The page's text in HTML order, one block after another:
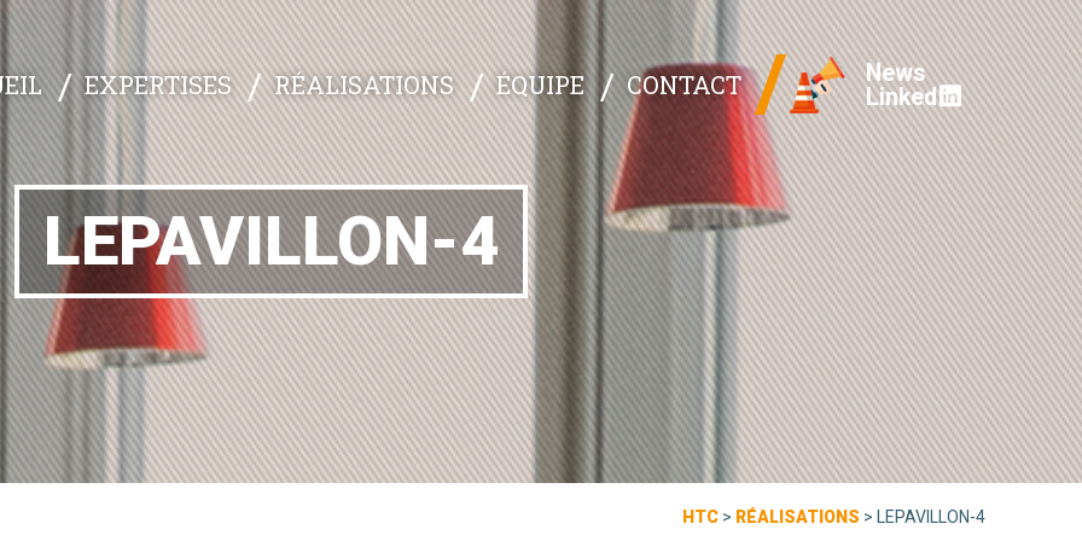
EXPERTISES RÉALISATIONS ÉQUIPE CONTACT
News
Linked
LEPAVILLON-4
HTC > RÉALISATIONS > LEPAVILLON-4